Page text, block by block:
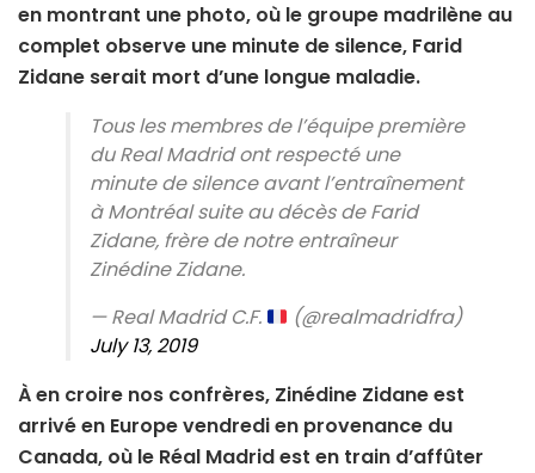
en montrant une photo, où le groupe madrilène au
complet observe une minute de silence, Farid
Zidane serait mort d’une longue maladie.
Tous les membres de l’équipe première
du Real Madrid ont respecté une
minute de silence avant l’entraînement
à Montréal suite au décès de Farid
Zidane, frère de notre entraîneur
Zinédine Zidane.
— Real Madrid C.F.
(@realmadridfra)
July 13, 2019
À en croire nos confrères, Zinédine Zidane est
arrivé en Europe vendredi en provenance du
Canada, où le Réal Madrid est en train d’affûter